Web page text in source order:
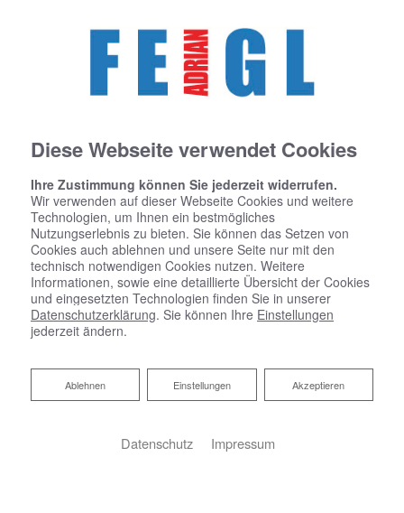
Diese Webseite verwendet Cookies
Ihre Zustimmung können Sie jederzeit widerrufen.
Wir verwenden auf dieser Webseite Cookies und weitere
Technologien, um Ihnen ein bestmögliches
Nutzungserlebnis zu bieten. Sie können das Setzen von
Cookies auch ablehnen und unsere Seite nur mit den
technisch notwendigen Cookies nutzen. Weitere
Informationen, sowie eine detaillierte Übersicht der Cookies
und eingesetzten Technologien finden Sie in unserer
Datenschutzerklärung. Sie können Ihre Einstellungen
jederzeit ändern.
Akzeptieren
Einstellungen
Ablehnen
Ablehnen
Datenschutz Impressum